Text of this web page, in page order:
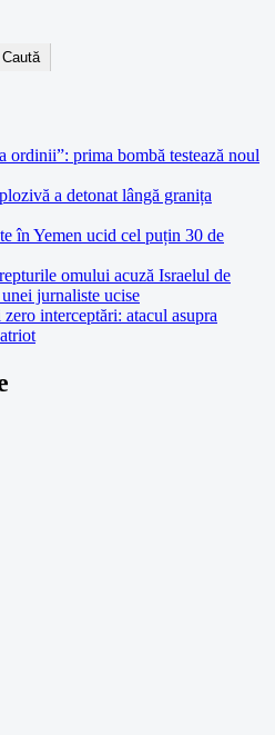
Caută
ordinii”: prima bombă testează noul
a detonat lângă granița
în Yemen ucid cel puțin 30 de
omului acuză Israelul de
jurnaliste ucise
interceptări: atacul asupra